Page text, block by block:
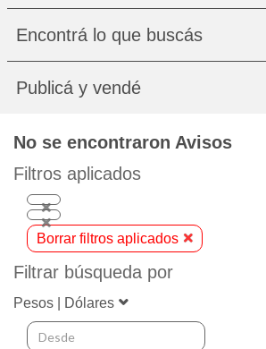
Encontrá lo que buscás
Publicá y vendé
No se encontraron Avisos
Filtros aplicados
Borrar filtros aplicados
Filtrar búsqueda por
Pesos | Dólares